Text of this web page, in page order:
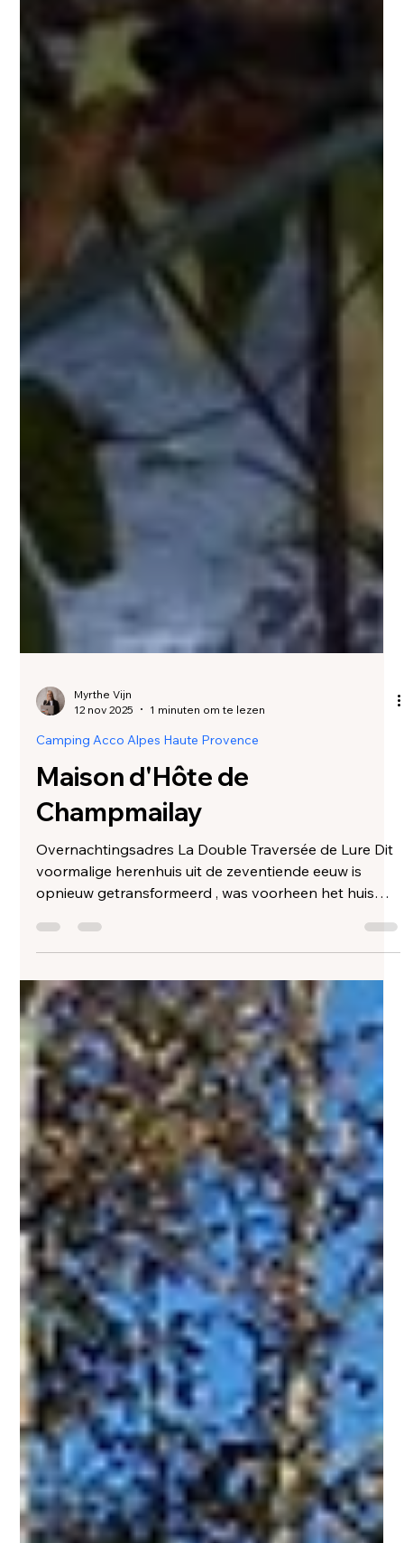
Myrthe Vijn
12 nov 2025
1 minuten om te lezen
Camping Acco Alpes Haute Provence
Maison d'Hôte de
Champmailay
Overnachtingsadres La Double Traversée de Lure Dit
voormalige herenhuis uit de zeventiende eeuw is
opnieuw getransformeerd , was voorheen het huis
van een notaris, in de negentiende en omgezet in
"Hotel du Parc " in 1930. In de jaren 50, Pagnol,J.
Giono en Fernandel verblijven in dit gebouw.
Vandaag de dag is het gebouw uw overnachting en
verblijfsplaats. Het gebouw, samen met de fraaie tuin,
het terras en de oude bomen nodigen u uit voor een
verblijf vol charme